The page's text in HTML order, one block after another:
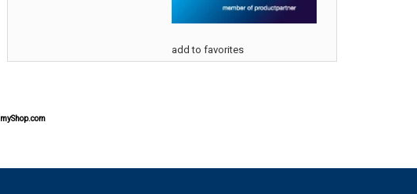
add to favorites
myShop.com